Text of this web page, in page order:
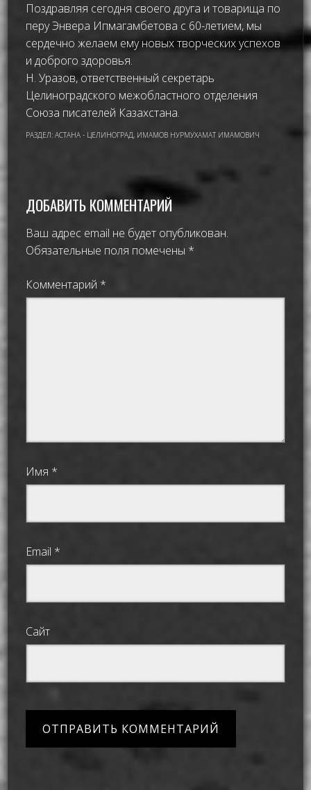
Поздравляя сегодня своего друга и товарища по
перу Энвера Ипмагамбетова с 60-летием, мы
сердечно желаем ему новых творческих успехов
и доброго здоровья.
Н. Уразов, ответственный секретарь
Целиноградского межобластного отделения
Союза писателей Казахстана.
РАЗДЕЛ:АСТАНА - ЦЕЛИНОГРАД, ИМАМОВ НУРМУХАМАТ ИМАМОВИЧ
ДОБАВИТЬ КОММЕНТАРИЙ
Ваш адрес email не будет опубликован.
Обязательные поля помечены *
Комментарий *
Имя *
Email *
Сайт